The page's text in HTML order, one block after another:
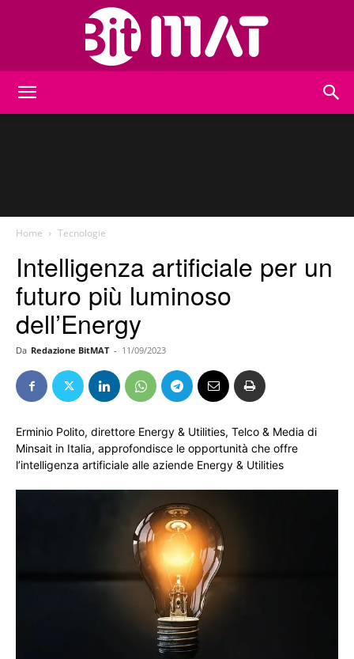
Home Tecnologie
Intelligenza artificiale per un
futuro più luminoso
dell’Energy
Da Redazione BitMAT - 11/09/2023
Erminio Polito, direttore Energy & Utilities, Telco & Media di
Minsait in Italia, approfondisce le opportunità che offre
l’intelligenza artificiale alle aziende Energy & Utilities